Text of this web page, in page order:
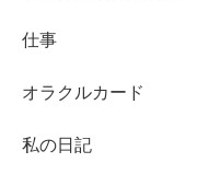
仕事
オラクルカード
私の日記